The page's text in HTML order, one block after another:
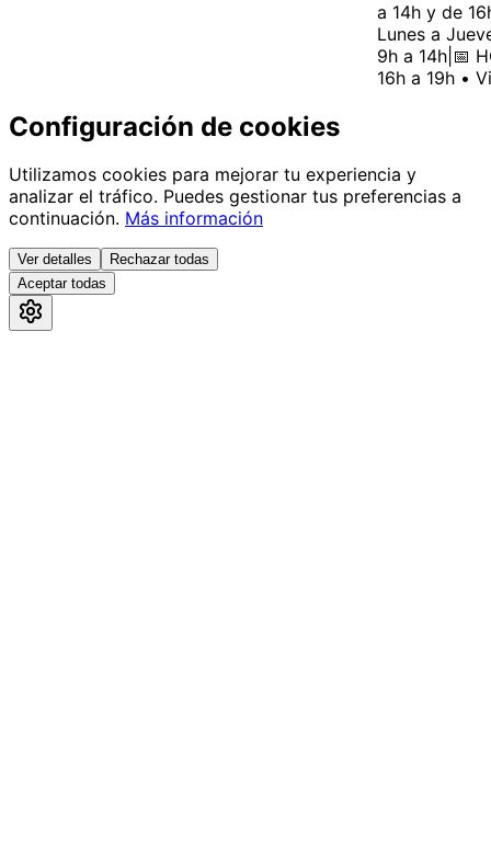
a 14h y de
Lunes a
9h a 14h|📅
16h a 19h •
Configuración de cookies
Utilizamos cookies para mejorar tu experiencia y
analizar el tráfico. Puedes gestionar tus preferencias a
continuación. Más información
Ver detalles
Rechazar todas
Aceptar todas